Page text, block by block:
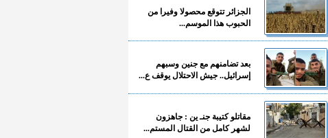
الجزائر تتوقع محصولا وفيرا من
الحبوب هذا الموسم...
بعد تضامنهم مع جنين وسبهم
إسرائيل.. جيش الاحتلال يوقف ع...
مقاتلو كتيبة جنـ ين : جاهزون
لشهر كامل من القتال المستم...